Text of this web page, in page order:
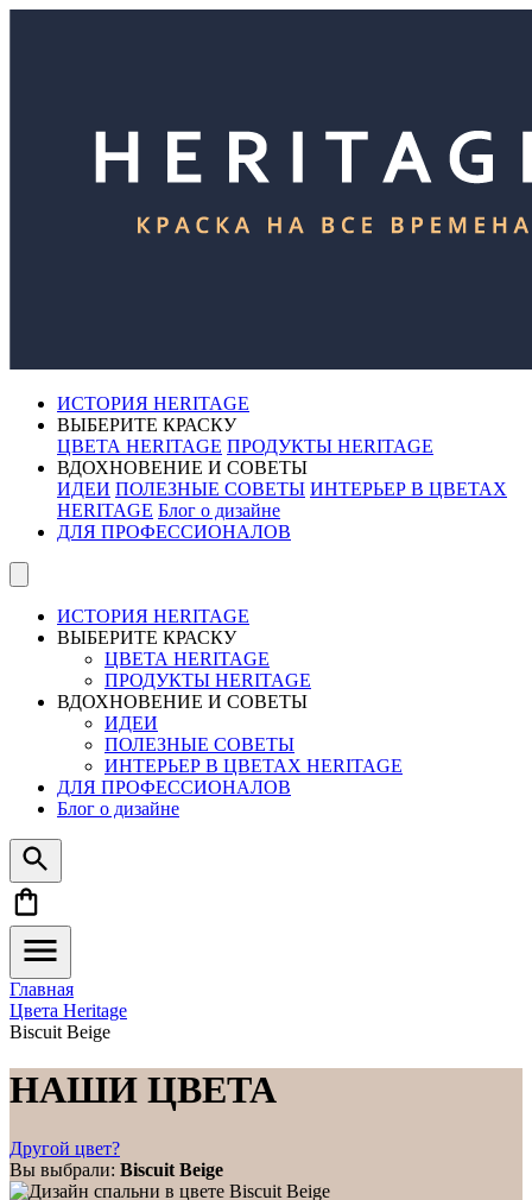
ИСТОРИЯ HERITAGE
ВЫБЕРИТЕ КРАСКУ
ЦВЕТА HERITAGE ПРОДУКТЫ HERITAGE
ВДОХНОВЕНИЕ И СОВЕТЫ
ИДЕИ ПОЛЕЗНЫЕ СОВЕТЫ ИНТЕРЬЕР В ЦВЕТАХ
HERITAGE Блог о дизайне
ДЛЯ ПРОФЕССИОНАЛОВ
ИСТОРИЯ HERITAGE
ВЫБЕРИТЕ КРАСКУ
ЦВЕТА HERITAGE
ПРОДУКТЫ HERITAGE
ВДОХНОВЕНИЕ И СОВЕТЫ
ИДЕИ
ПОЛЕЗНЫЕ СОВЕТЫ
ИНТЕРЬЕР В ЦВЕТАХ HERITAGE
ДЛЯ ПРОФЕССИОНАЛОВ
Блог о дизайне
Главная
Цвета Heritage
Biscuit Beige
НАШИ ЦВЕТА
Другой цвет?
Вы выбрали: Biscuit Beige